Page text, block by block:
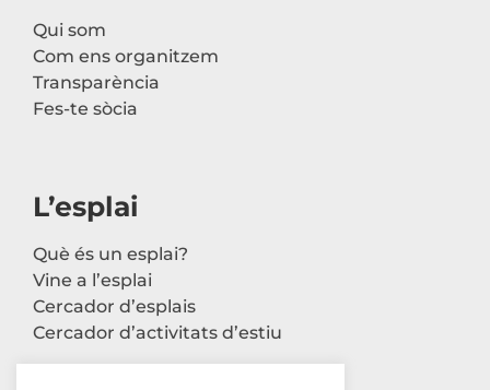
Qui som
Com ens organitzem
Transparència
Fes-te sòcia
L’esplai
Què és un esplai?
Vine a l’esplai
Cercador d’esplais
Cercador d’activitats d’estiu